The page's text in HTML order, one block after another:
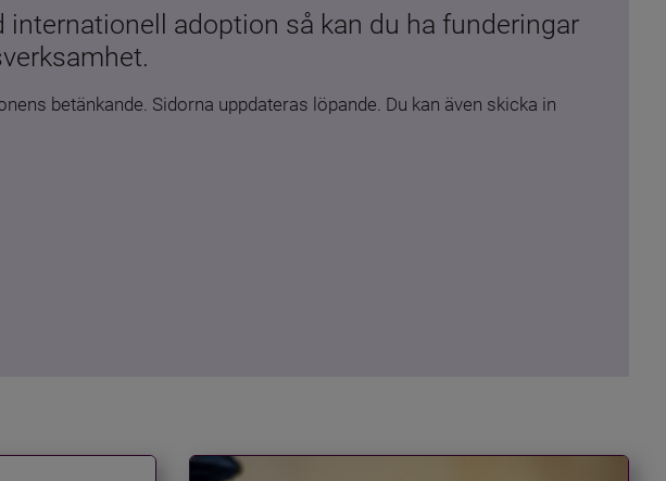
adoption så kan du ha funderingar
betänkande. Sidorna uppdateras löpande. Du kan även skicka in